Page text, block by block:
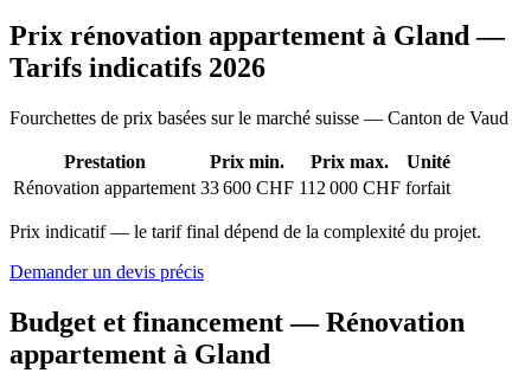
Prix rénovation appartement à Gland —
Tarifs indicatifs 2026
Fourchettes de prix basées sur le marché suisse — Canton de Vaud
Prestation Prix min. Prix max.
Unité
Rénovation appartement 33 600 CHF 112 000 CHF forfait
Prix indicatif — le tarif final dépend de la complexité du projet.
Demander un devis précis
Budget et financement — Rénovation
appartement à Gland